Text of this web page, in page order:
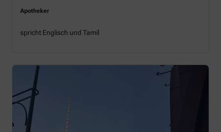
Apotheker
spricht Englisch und Tamil